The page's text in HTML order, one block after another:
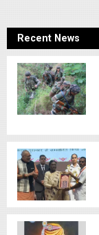
Recent News